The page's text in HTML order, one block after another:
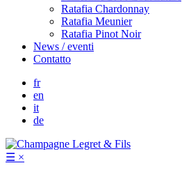
Ratafia Chardonnay
Ratafia Meunier
Ratafia Pinot Noir
News / eventi
Contatto
fr
en
it
de
☰ ×